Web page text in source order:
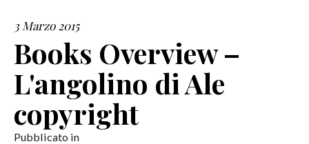
COLLABORAZIONI
CONTATTI
3 Marzo 2015
Books Overview –
L'angolino di Ale
copyright
Pubblicato in